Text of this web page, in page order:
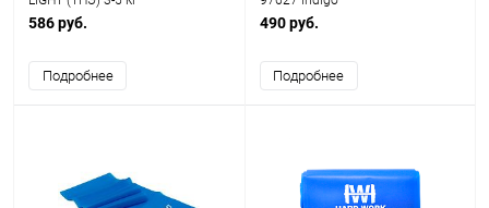
1,5м*15см*0,35мм
586 руб.
Подробнее
490 руб.
Подробнее